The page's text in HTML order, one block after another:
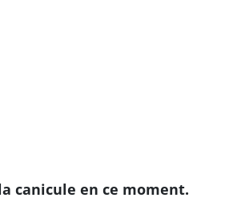
canicule en ce moment.